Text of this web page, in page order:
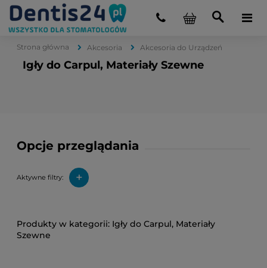
Strona główna Akcesoria Akcesoria do Urządzeń
Igły do Carpul, Materiały Szewne
Opcje przeglądania
Aktywne filtry: +
Igły do Carpul, Materiały
Szewne